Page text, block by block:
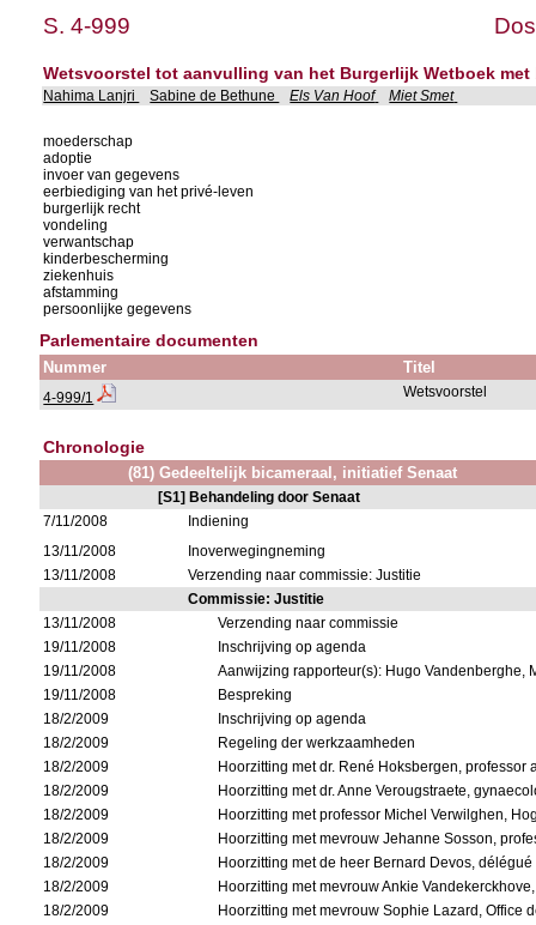
S. 4-999
Wetsvoorstel tot aanvulling van het Burgerlijk Wetboek
Nahima Lanjri Sabine de Bethune Els Van Hoof Miet Smet
moederschap
adoptie
invoer van gegevens
eerbiediging van het privé-leven
burgerlijk recht
vondeling
verwantschap
kinderbescherming
ziekenhuis
afstamming
persoonlijke gegevens
Parlementaire documenten
Nummer Titel
4-999/1 Wetsvoorstel
Chronologie
(81) Gedeeltelijk bicameraal, initiatief Senaat
[S1] Behandeling door Senaat
7/11/2008
Indiening
13/11/2008
Inoverwegingneming
13/11/2008
Verzending naar commissie: Justitie
Commissie: Justitie
13/11/2008
Verzending naar commissie
19/11/2008
Inschrijving op agenda
19/11/2008
Aanwijzing rapporteur(s): Hugo Vandenberghe,
19/11/2008
Bespreking
18/2/2009
Inschrijving op agenda
18/2/2009
Regeling der werkzaamheden
18/2/2009
Hoorzitting met dr. René Hoksbergen, professor
18/2/2009
Hoorzitting met dr. Anne Verougstraete,
18/2/2009
Hoorzitting met professor Michel Verwilghen,
18/2/2009
Hoorzitting met mevrouw Jehanne Sosson,
18/2/2009
Hoorzitting met de heer Bernard Devos,
18/2/2009
Hoorzitting met mevrouw Ankie
18/2/2009
Hoorzitting met mevrouw Sophie Lazard, Office